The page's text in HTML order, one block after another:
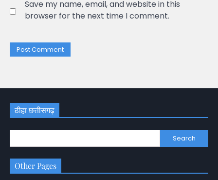
Save my name, email, and website in this
browser for the next time I comment.
ठीहा छत्तीसगढ़
Search
Other Pages